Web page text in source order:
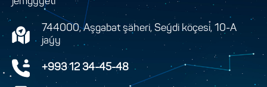
744000, Aşgabat şäheri, Seýdi köçesi, 10-A
jaýy
+993 12 34-45-48